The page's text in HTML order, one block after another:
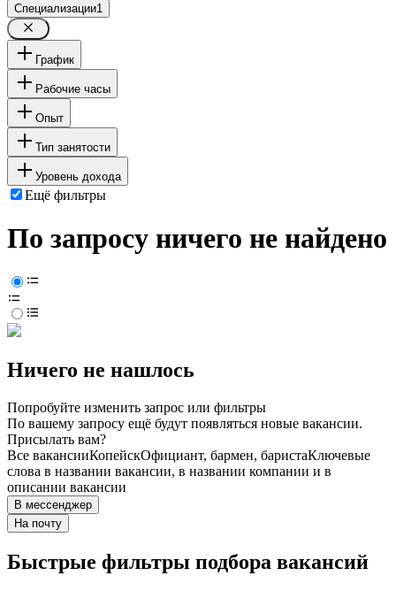
Специализации1
График
Рабочие часы
Опыт
Тип занятости
Уровень дохода
Ещё фильтры
По запросу ничего не найдено
Ничего не нашлось
Попробуйте изменить запрос или фильтры
По вашему запросу ещё будут появляться новые вакансии.
Присылать вам?
Все вакансииКопейскОфициант, бармен, баристаКлючевые
слова в названии вакансии, в названии компании и в
описании вакансии
В мессенджер
На почту
Быстрые фильтры подбора вакансий